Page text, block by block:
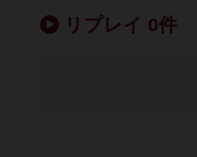
リプレイ 0件